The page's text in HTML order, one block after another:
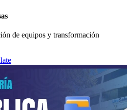
de equipos y transformación